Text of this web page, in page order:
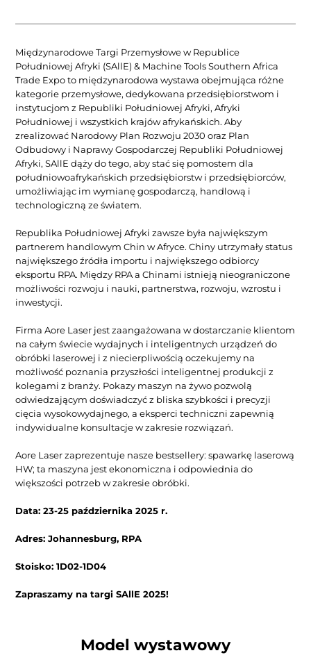
Międzynarodowe Targi Przemysłowe w Republice
Południowej Afryki (SAllE) & Machine Tools Southern Africa
Trade Expo to międzynarodowa wystawa obejmująca różne
kategorie przemysłowe, dedykowana przedsiębiorstwom i
instytucjom z Republiki Południowej Afryki, Afryki
Południowej i wszystkich krajów afrykańskich. Aby
zrealizować Narodowy Plan Rozwoju 2030 oraz Plan
Odbudowy i Naprawy Gospodarczej Republiki Południowej
Afryki, SAllE dąży do tego, aby stać się pomostem dla
południowoafrykańskich przedsiębiorstw i przedsiębiorców,
umożliwiając im wymianę gospodarczą, handlową i
technologiczną ze światem.
Republika Południowej Afryki zawsze była największym
partnerem handlowym Chin w Afryce. Chiny utrzymały status
największego źródła importu i największego odbiorcy
eksportu RPA. Między RPA a Chinami istnieją nieograniczone
możliwości rozwoju i nauki, partnerstwa, rozwoju, wzrostu i
inwestycji.
Firma Aore Laser jest zaangażowana w dostarczanie klientom
na całym świecie wydajnych i inteligentnych urządzeń do
obróbki laserowej i z niecierpliwością oczekujemy na
możliwość poznania przyszłości inteligentnej produkcji z
kolegami z branży. Pokazy maszyn na żywo pozwolą
odwiedzającym doświadczyć z bliska szybkości i precyzji
cięcia wysokowydajnego, a eksperci techniczni zapewnią
indywidualne konsultacje w zakresie rozwiązań.
Aore Laser zaprezentuje nasze bestsellery: spawarkę laserową
HW; ta maszyna jest ekonomiczna i odpowiednia do
większości potrzeb w zakresie obróbki.
Data: 23-25 października 2025 r.
Adres: Johannesburg, RPA
Stoisko: 1D02-1D04
Zapraszamy na targi SAllE 2025!
Model wystawowy